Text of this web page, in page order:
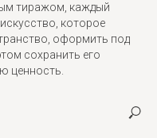
тиражом, каждый
которое
оформить под
сохранить его
ценность.